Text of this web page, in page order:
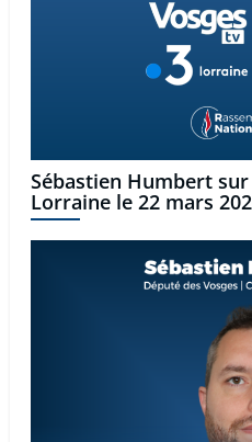
Sébastien Humbert sur
Lorraine le 22 mars